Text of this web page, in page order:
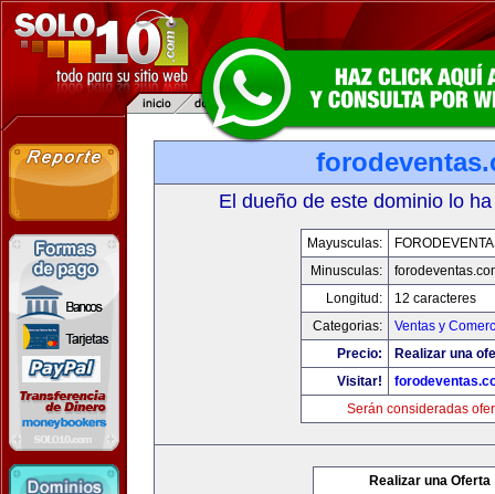
El dueño de este dominio lo
Mayusculas:
Minusculas:
Longitud:
12 caracteres
Categorias:
Ventas y
Precio:
Realizar una
Visitar!
Serán consideradas
Realizar una Oferta